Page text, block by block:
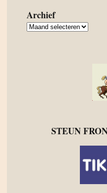
Archief
Archief
STEUN